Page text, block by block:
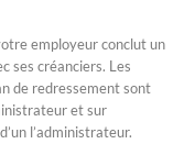
employeur conclut un
ses créanciers. Les
de redressement sont
et sur
l’administrateur.